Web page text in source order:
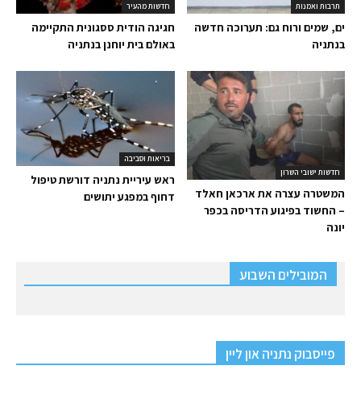
חדשות מהעיר
חגיגה הודית ססגונית התקיימה
באולם בית יוחנן בנתניה
תרבות ואמנות
ים, שמים ורוח גם: תערוכה חדשה
בנתניה
בריאות וסביבה
ראש עיריית נתניה דורשת טיפול
דחוף במפגע יתושים
חדשות ישובי השרון
המשטרה עצרה את ארכאן חאלד
– החשוד בפיגוע הדריסה בכפר
יונה
המובילים השבוע
פייסבוק נתניה און ליין